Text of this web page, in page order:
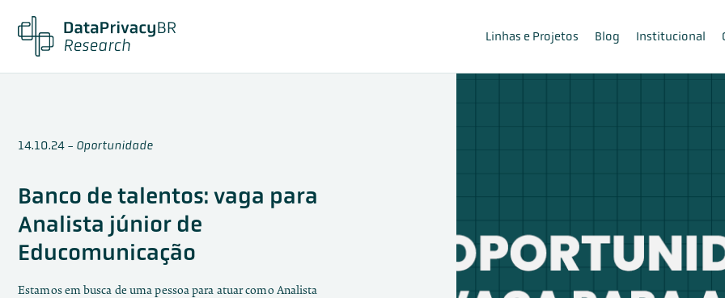
Linhas e Projetos Blog Institucional
14.10.24- Oportunidade
Banco de talentos: vaga para
Analista júnior de
Educomunicação
Estamos em busca de uma pessoa para atuar como Analista